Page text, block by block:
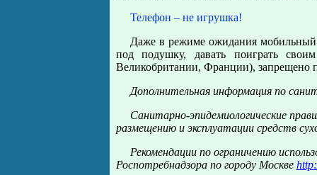
Телефон – не игрушка!
Даже в режиме ожидания мобильный
под подушку, давать поиграть
Великобритании, Франции), запрещено
Дополнительная информация по
Санитарно-эпидемиологические
размещению и эксплуатации средств
Рекомендации по ограничению
Роспотребнадзора по городу Москве